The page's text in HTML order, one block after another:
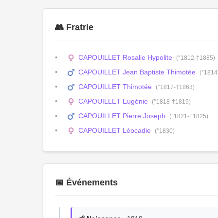
👥 Fratrie
CAPOUILLET Rosalie Hypolite (°1812-†1885)
CAPOUILLET Jean Baptiste Thimotée
CAPOUILLET Thimotée (°1817-†1863)
CAPOUILLET Eugénie (°1818-†1819)
CAPOUILLET Pierre Joseph (°1821-†1825)
CAPOUILLET Léocadie (°1830)
📅 Événements